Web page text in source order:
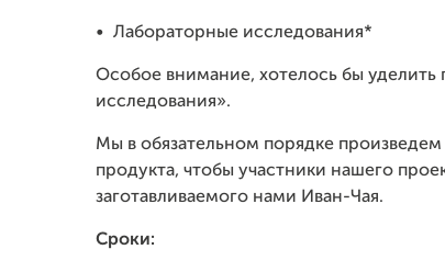
• Лабораторные исследования*
Особое внимание, хотелось бы уделить
исследования».
Мы в обязательном порядке
продукта, чтобы участники нашего
заготавливаемого нами Иван-Чая.
Сроки: